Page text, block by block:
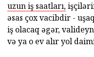
uzun iş saatları,
əsas çox vacibdir -
iş olacaq əgər,
və ya o ev alır yol